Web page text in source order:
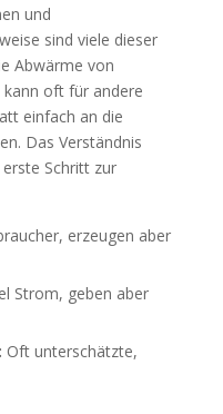
und
sind viele dieser
Abwärme von
oft für andere
einfach an die
Das Verständnis
Schritt zur
erzeugen aber
Strom, geben aber
Oft unterschätzte,